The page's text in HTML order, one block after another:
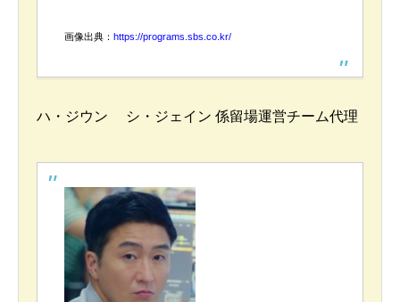
画像出典： https://programs.sbs.co.kr/
ハ・ジウン シ・ジェイン 係留場運営チーム代理